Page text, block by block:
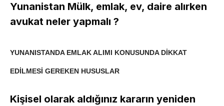
Yunanistan Mülk, emlak, ev, daire alırken
avukat neler yapmalı ?
YUNANISTANDA EMLAK ALIMI KONUSUNDA DİKKAT
EDİLMESİ GEREKEN HUSUSLAR
Kişisel olarak aldığınız kararın yeniden